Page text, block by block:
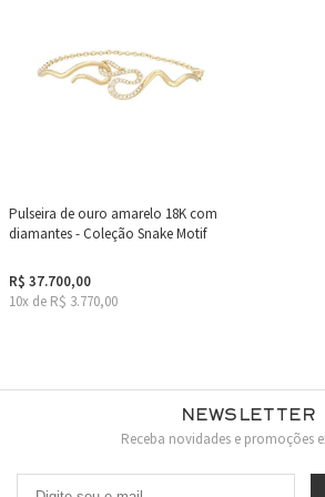
Pulseira de ouro amarelo 18K com
diamantes - Coleção Snake Motif
R$ 37.700,00
10x de R$ 3.770,00
Newsletter
Receba novidades e promoções